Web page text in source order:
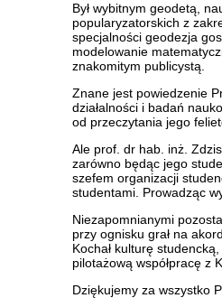
Był wybitnym geodetą,
popularyzatorskich z
specjalności geodezja
modelowanie
znakomitym publicystą.
Znane jest powiedzenie
działalności i badań
od przeczytania jego
Ale prof. dr hab. inż.
zarówno będąc jego
szefem organizacji
studentami. Prowadząc
Niezapomnianymi
przy ognisku grał na
Kochał kulturę
pilotażową współpracę z
Dziękujemy za wszystko